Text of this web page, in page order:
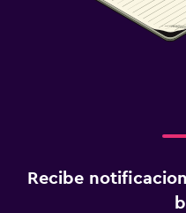
Recibe